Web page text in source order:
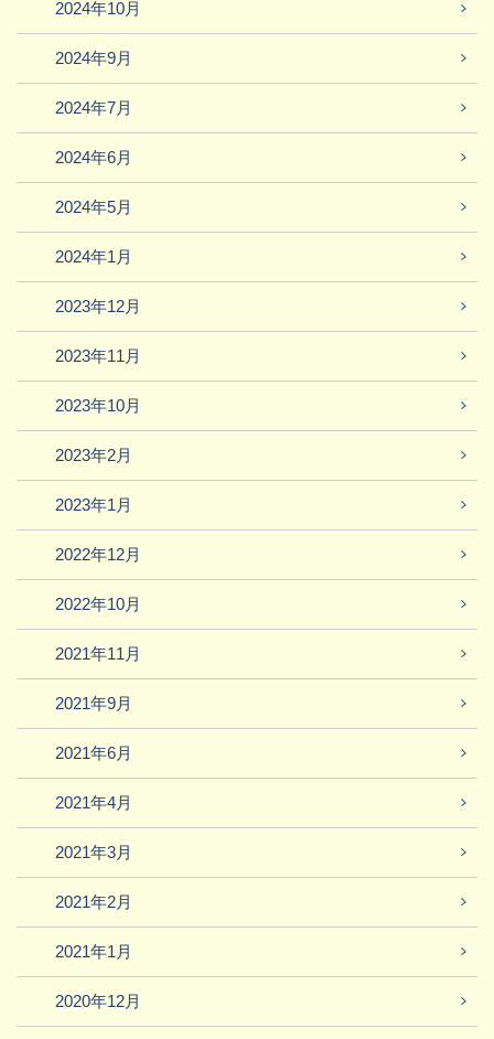
2024年10月
2024年9月
2024年7月
2024年6月
2024年5月
2024年1月
2023年12月
2023年11月
2023年10月
2023年2月
2023年1月
2022年12月
2022年10月
2021年11月
2021年9月
2021年6月
2021年4月
2021年3月
2021年2月
2021年1月
2020年12月